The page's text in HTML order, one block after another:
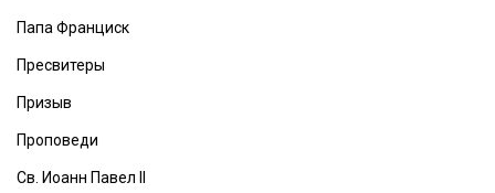
Папа Франциск
Пресвитеры
Призыв
Проповеди
Св. Иоанн Павел II